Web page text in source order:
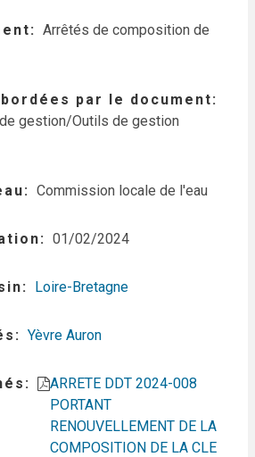
Arrêtés de composition de
par le document
gestion/Outils de gestion
Commission locale de l'eau
01/02/2024
Loire-Bretagne
Yèvre Auron
ARRETE DDT 2024-008
PORTANT
RENOUVELLEMENT DE LA
COMPOSITION DE LA CLE